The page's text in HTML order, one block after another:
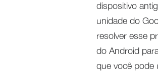
dispositivo
unidade do
resolver esse
do Android
que você pode